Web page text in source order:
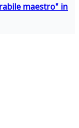
maestro" in